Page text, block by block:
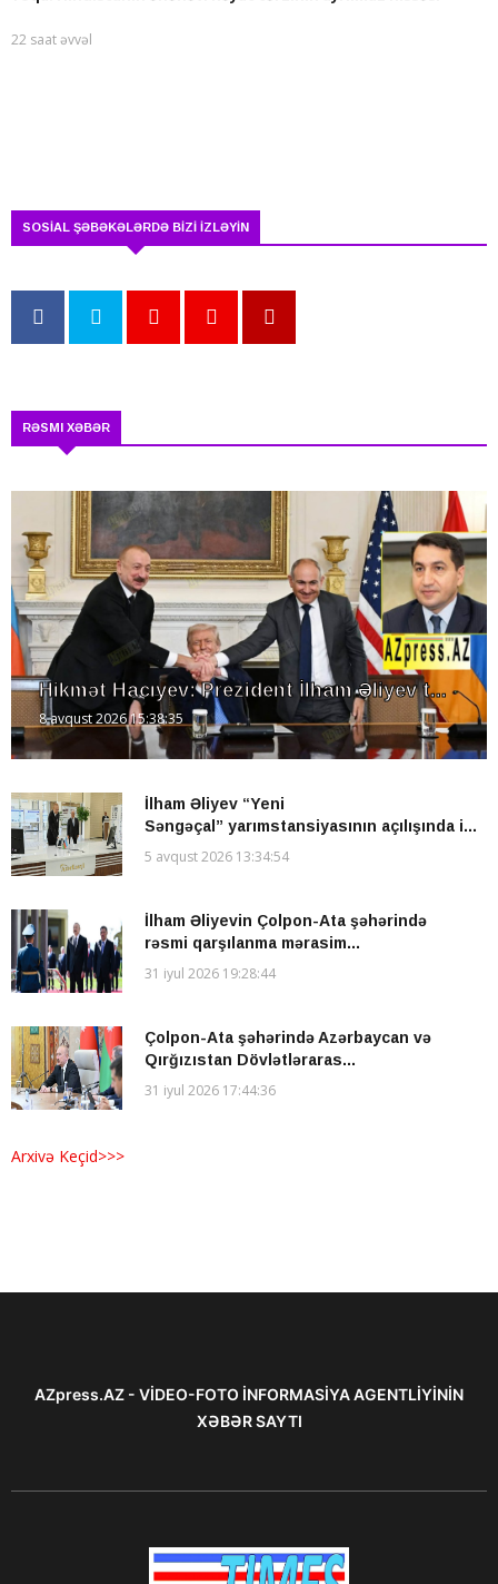
22 saat əvvəl
SOSİAL ŞƏBƏKƏLƏRDƏ BİZİ İZLƏYİN
RƏSMI XƏBƏR
Hikmət Hacıyev: Prezident İlham Əliyev t...
8 avqust 2026 15:38:35
İlham Əliyev “Yeni
Səngəçal” yarımstansiyasının açılışında i...
5 avqust 2026 13:34:54
İlham Əliyevin Çolpon-Ata şəhərində
rəsmi qarşılanma mərasim...
31 iyul 2026 19:28:44
Çolpon-Ata şəhərində Azərbaycan və
Qırğızıstan Dövlətləraras...
31 iyul 2026 17:44:36
Arxivə Keçid>>>
AZpress.AZ - VİDEO-FOTO İNFORMASİYA AGENTLİYİNİN
XƏBƏR SAYTI